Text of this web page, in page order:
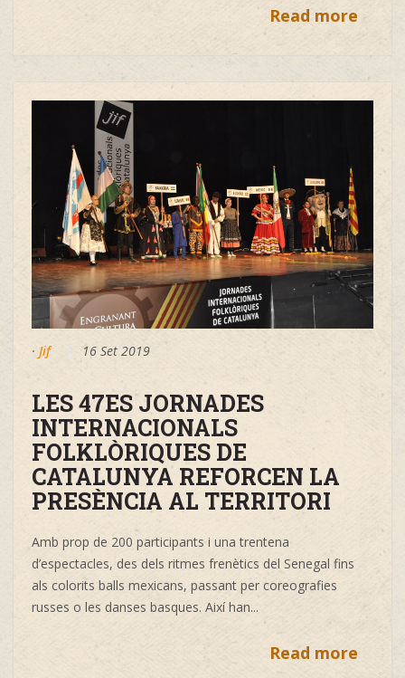
Read more
· Jif 16 Set 2019
LES 47ES JORNADES
INTERNACIONALS
FOLKLÒRIQUES DE
CATALUNYA REFORCEN LA
PRESÈNCIA AL TERRITORI
Amb prop de 200 participants i una trentena
d’espectacles, des dels ritmes frenètics del Senegal fins
als colorits balls mexicans, passant per coreografies
russes o les danses basques. Així han...
Read more